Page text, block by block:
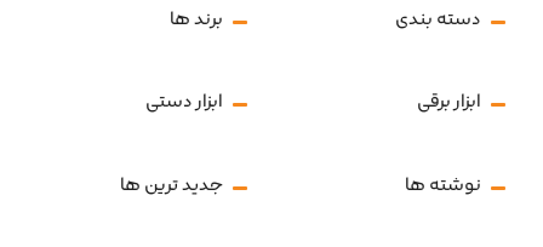
دسته بندی برند ها
ابزار برقی ابزار دستی
نوشته ها جدید ترین ها